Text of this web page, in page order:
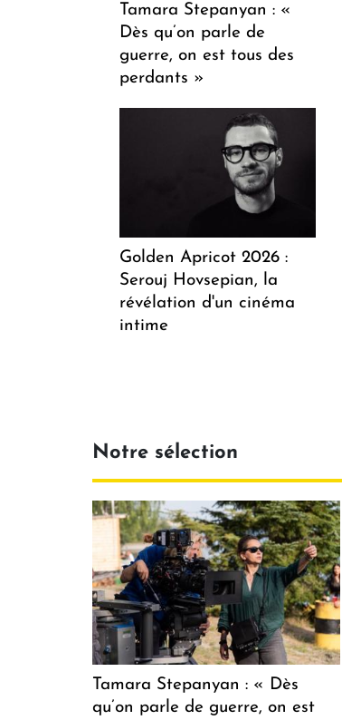
Tamara Stepanyan : «
Dès qu’on parle de
guerre, on est tous des
perdants »
Golden Apricot 2026 :
Serouj Hovsepian, la
révélation d'un cinéma
intime
Notre sélection
Tamara Stepanyan : « Dès
qu’on parle de guerre, on est